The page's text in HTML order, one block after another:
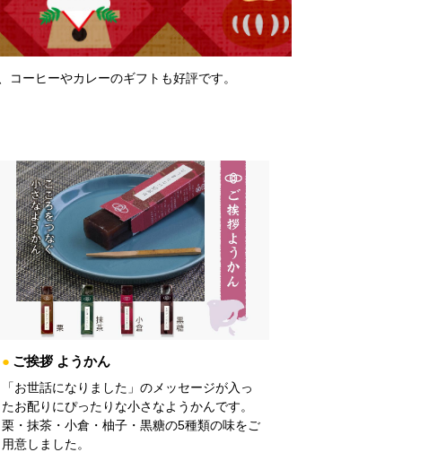
ーヒーやカレーのギフトも好評です。
● ご挨拶 ようかん
「お世話になりました」のメッセージが入っ
たお配りにぴったりな小さなようかんです。
栗・抹茶・小倉・柚子・黒糖の5種類の味をご
用意しました。